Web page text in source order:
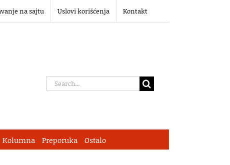
na sajtu Uslovi korišćenja Kontakt
Search
Kolumna Preporuka Ostalo